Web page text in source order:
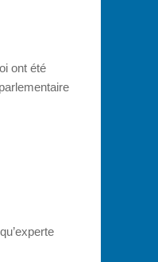
ont été